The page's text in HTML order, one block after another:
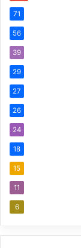
71
56
39
29
27
26
24
18
15
11
6